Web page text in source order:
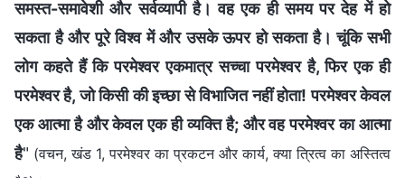
समस्त-समावेशी और सर्वव्यापी है। वह एक ही समय पर देह में हो
सकता है और पूरे विश्व में और उसके ऊपर हो सकता है। चूंकि सभी
लोग कहते हैं कि परमेश्वर एकमात्र सच्चा परमेश्वर है, फिर एक ही
परमेश्वर है, जो किसी की इच्छा से विभाजित नहीं होता! परमेश्वर केवल
एक आत्मा है और केवल एक ही व्यक्ति है; और वह परमेश्वर का आत्मा
है" (वचन, खंड 1, परमेश्वर का प्रकटन और कार्य, क्या त्रित्व का अस्तित्व